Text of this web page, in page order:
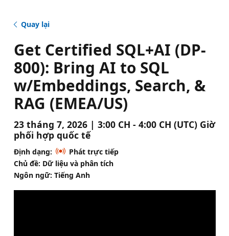
Quay lại
Get Certified SQL+AI (DP-
800): Bring AI to SQL
w/Embeddings, Search, &
RAG (EMEA/US)
23 tháng 7, 2026 | 3:00 CH - 4:00 CH (UTC) Giờ
phối hợp quốc tế
Định dạng:
Phát trực tiếp
Chủ đề: Dữ liệu và phân tích
Ngôn ngữ: Tiếng Anh